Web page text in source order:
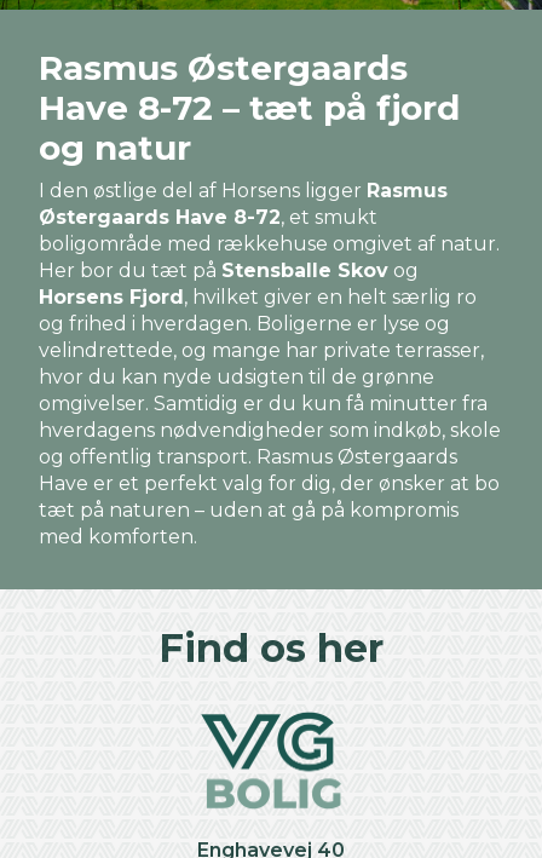
Rasmus Østergaards
Have 8-72 – tæt på fjord
og natur
I den østlige del af Horsens ligger Rasmus
Østergaards Have 8-72, et smukt
boligområde med rækkehuse omgivet af natur.
Her bor du tæt på Stensballe Skov og
Horsens Fjord , hvilket giver en helt særlig ro
og frihed i hverdagen. Boligerne er lyse og
velindrettede, og mange har private terrasser,
hvor du kan nyde udsigten til de grønne
omgivelser. Samtidig er du kun få minutter fra
hverdagens nødvendigheder som indkøb, skole
og offentlig transport. Rasmus Østergaards
Have er et perfekt valg for dig, der ønsker at bo
tæt på naturen – uden at gå på kompromis
med komforten.
Find os her
Enghavevej 40